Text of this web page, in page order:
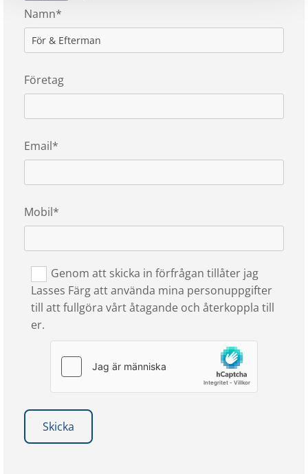
Namn*
Företag
Email*
Mobil*
Genom att skicka in förfrågan tillåter jag
Lasses Färg att använda mina personuppgifter
till att fullgöra vårt åtagande och återkoppla till
er.